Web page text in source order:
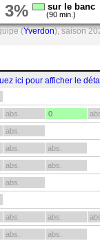
3% sur le banc
(90 min.)
(Yverdon), saison
ici pour afficher le
abs. 0
abs.
abs. abs.
abs. abs.
abs.
abs. abs.
abs. abs.